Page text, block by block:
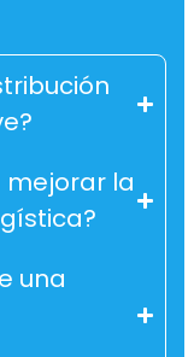
mejorar la
una